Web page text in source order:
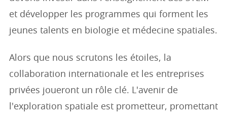
et développer les programmes qui forment les
jeunes talents en biologie et médecine spatiales.
Alors que nous scrutons les étoiles, la
collaboration internationale et les entreprises
privées joueront un rôle clé. L'avenir de
l'exploration spatiale est prometteur, promettant